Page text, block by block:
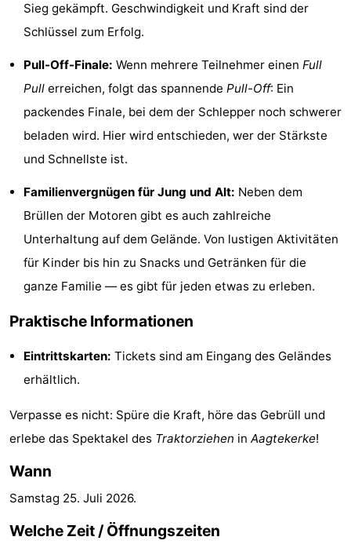
Spielplätze
Indoor-
Spielplätze
-
Bowling
Minigolfplätze
Wellness-
Zentren
Dörfer
Städte
Führungen
Radfahren
Wandern
-
Golfplatze
-
Sieg gekämpft. Geschwindigkeit und Kraft sind der
Schlüssel zum Erfolg.
Pull-Off-Finale: Wenn mehrere Teilnehmer einen Full
Pull erreichen, folgt das spannende Pull-Off: Ein
packendes Finale, bei dem der Schlepper noch schwerer
beladen wird. Hier wird entschieden, wer der Stärkste
und Schnellste ist.
Familienvergnügen für Jung und Alt: Neben dem
Brüllen der Motoren gibt es auch zahlreiche
Unterhaltung auf dem Gelände. Von lustigen Aktivitäten
für Kinder bis hin zu Snacks und Getränken für die
ganze Familie — es gibt für jeden etwas zu erleben.
Praktische Informationen
Eintrittskarten: Tickets sind am Eingang des Geländes
erhältlich.
Verpasse es nicht: Spüre die Kraft, höre das Gebrüll und
erlebe das Spektakel des Traktorziehen in Aagtekerke!
Wann
Samstag 25. Juli 2026.
Welche Zeit / Öffnungszeiten